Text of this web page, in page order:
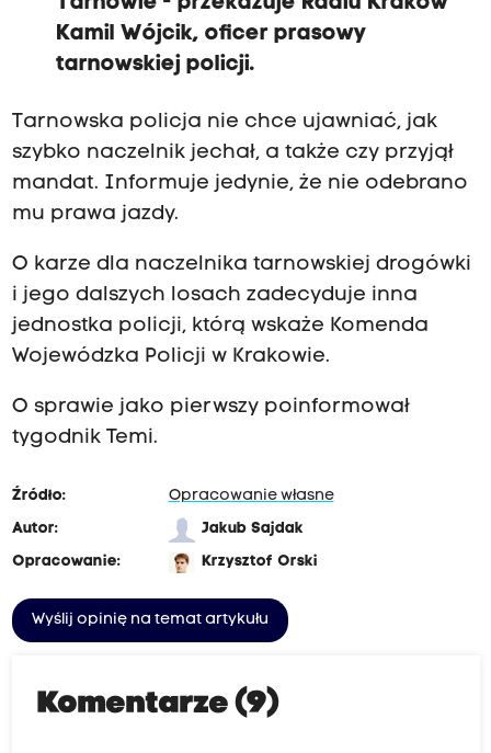
Kamil Wójcik, oficer prasowy
tarnowskiej policji.
Tarnowska policja nie chce ujawniać, jak
szybko naczelnik jechał, a także czy przyjął
mandat. Informuje jedynie, że nie odebrano
mu prawa jazdy.
O karze dla naczelnika tarnowskiej drogówki
i jego dalszych losach zadecyduje inna
jednostka policji, którą wskaże Komenda
Wojewódzka Policji w Krakowie.
O sprawie jako pierwszy poinformował
tygodnik Temi.
Źródło:
Opracowanie własne
Autor:
Jakub Sajdak
Opracowanie:
Krzysztof Orski
Wyślij opinię na temat artykułu
Komentarze (9)